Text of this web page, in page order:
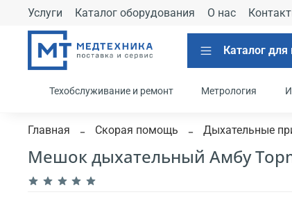
Услуги Каталог оборудования О нас
Каталог
Техобслуживание и ремонт Метрология
Главная Скорая помощь Дыхательные
Мешок дыхательный Амбу